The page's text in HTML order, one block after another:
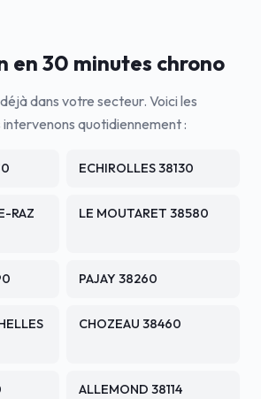
en 30 minutes chrono
dans votre secteur. Voici les
intervenons quotidiennement :
ECHIROLLES 38130
RAZ
LE MOUTARET 38580
PAJAY 38260
CHOZEAU 38460
ALLEMOND 38114